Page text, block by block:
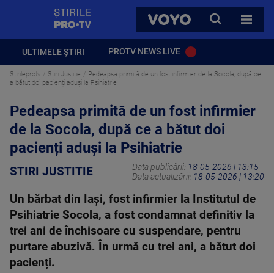
VOYO
CAUTA
TOATE
ULTIMELE ȘTIRI PROTV NEWS LIVE
Stirileprotv Stiri Justitie
Pedeapsa primită de un fost infirmier de la Socola, după ce
a bătut doi pacienți aduși la Psihiatrie
Pedeapsa primită de un fost infirmier
de la Socola, după ce a bătut doi
pacienți aduși la Psihiatrie
STIRI JUSTITIE Data publicării: 18-05-2026 | 13:15
Data actualizării: 18-05-2026 | 13:20
Un bărbat din Iași, fost infirmier la Institutul de
Psihiatrie Socola, a fost condamnat definitiv la
trei ani de închisoare cu suspendare, pentru
purtare abuzivă. În urmă cu trei ani, a bătut doi
pacienți.